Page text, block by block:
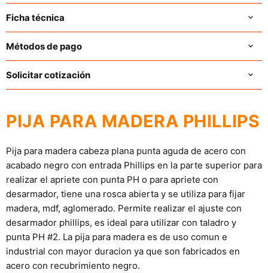
Ficha técnica
Métodos de pago
Solicitar cotización
PIJA PARA MADERA PHILLIPS
Pija para madera cabeza plana punta aguda de acero con
acabado negro con entrada Phillips en la parte superior para
realizar el apriete con punta PH o para apriete con
desarmador, tiene una rosca abierta y se utiliza para fijar
madera, mdf, aglomerado. Permite realizar el ajuste con
desarmador phillips, es ideal para utilizar con taladro y
punta PH #2. La pija para madera es de uso comun e
industrial con mayor duracion ya que son fabricados en
acero con recubrimiento negro.